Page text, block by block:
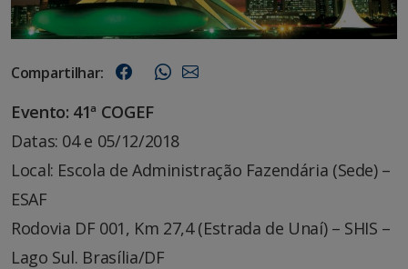
Compartilhar:
Evento: 41ª COGEF
Datas: 04 e 05/12/2018
Local: Escola de Administração Fazendária (Sede) –
ESAF
Rodovia DF 001, Km 27,4 (Estrada de Unaí) – SHIS –
Lago Sul. Brasília/DF